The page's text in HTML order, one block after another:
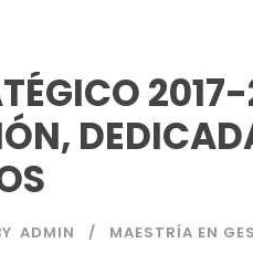
ADMIN MAESTRÍA EN